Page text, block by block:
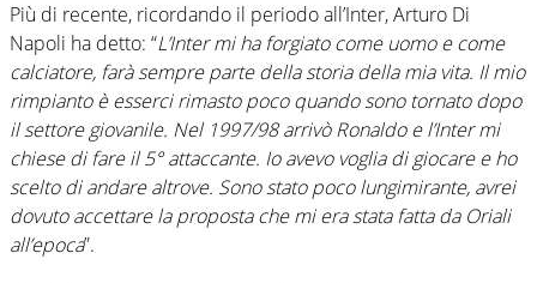
Più di recente, ricordando il periodo all’Inter, Arturo Di
Napoli ha detto: “L’Inter mi ha forgiato come uomo e come
calciatore, farà sempre parte della storia della mia vita. Il mio
rimpianto è esserci rimasto poco quando sono tornato dopo
il settore giovanile. Nel 1997/98 arrivò Ronaldo e l’Inter mi
chiese di fare il 5° attaccante. Io avevo voglia di giocare e ho
scelto di andare altrove. Sono stato poco lungimirante, avrei
dovuto accettare la proposta che mi era stata fatta da Oriali
all’epoca”.